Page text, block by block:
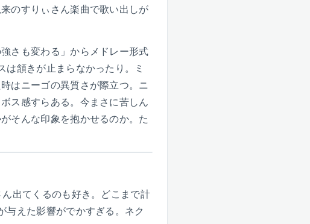
のすりぃさん楽曲で歌い出しが
さも変わる」からメドレー形式
頷きが止まらなかったり。ミ
はニーゴの異質さが際立つ。ニ
ス感すらある。今まさに苦しん
そんな印象を抱かせるのか。た
出てくるのも好き。どこまで計
えた影響がでかすぎる。ネク